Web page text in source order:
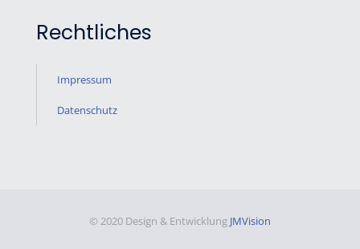
Rechtliches
Impressum
Datenschutz
© 2020 Design & Entwicklung JMVision